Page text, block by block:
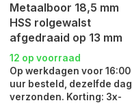
Metaalboor 18,5 mm
HSS rolgewalst
afgedraaid op 13 mm
12 op voorraad
Op werkdagen voor 16:00
uur besteld, dezelfde dag
verzonden. Korting: 3x-